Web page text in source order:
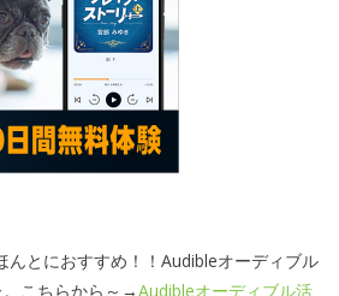
んとにおすすめ！！Audibleオーディブル
こちらから～→Audibleオーディブル活